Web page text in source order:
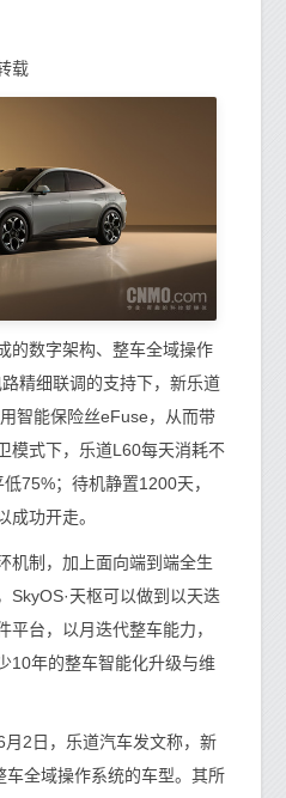
载
数字架构、整车全域操作
精细联调的支持下，新乐道
智能保险丝eFuse，从而带
模式下，乐道L60每天消耗不
75%；待机静置1200天，
成功开走。
制，加上面向端到端全生
SkyOS·天枢可以做到以天迭
台，以月迭代整车能力，
10年的整车智能化升级与维
2日，乐道汽车发文称，新
全域操作系统的车型。其所